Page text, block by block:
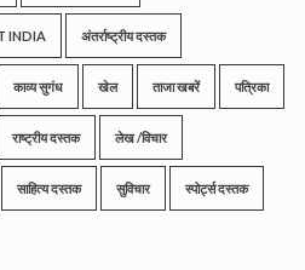
INDIA अंतर्राष्ट्रीय दस्तक
काव्य सुगंध खेल ताजा खबरें पत्रिका
राष्ट्रीय दस्तक लेख /विचार
साहित्य दस्तक सुविचार स्पोर्ट्स दस्तक